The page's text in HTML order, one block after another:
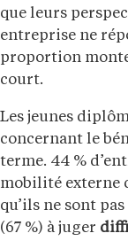
que leurs
entreprise ne
proportion
court.
Les jeunes
concernant le
terme. 44 %
mobilité externe
qu’ils ne sont
(67 %) à juger